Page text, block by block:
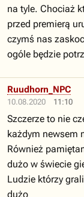
na tyle. Chociaż
przed premierą
czymś nas
ogóle będzie
10.08.2020 11:10
Ruudhorn_NPC
Szczerze to nie
każdym newsem
Również
dużo w świecie
Ludzie którzy
dużo